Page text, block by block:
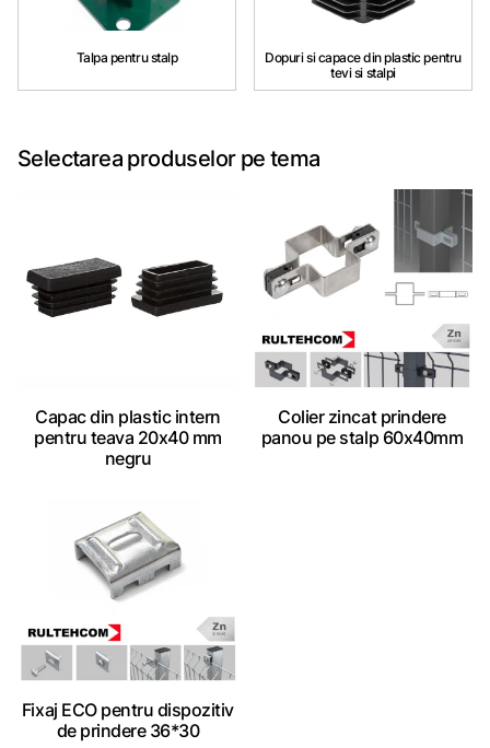
Talpa pentru stalp
Dopuri si capace din plastic pentru
tevi si stalpi
Selectarea produselor pe tema
Capac din plastic intern
pentru teava 20x40 mm
negru
Colier zincat prindere
panou pe stalp 60x40mm
Fixaj ECO pentru dispozitiv
de prindere 36*30